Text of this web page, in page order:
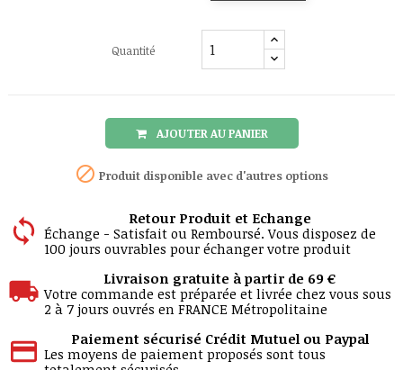
Quantité
AJOUTER AU PANIER
 Produit disponible avec d'autres options
Retour Produit et Echange
Échange - Satisfait ou Remboursé. Vous disposez de
100 jours ouvrables pour échanger votre produit
Livraison gratuite à partir de 69 €
Votre commande est préparée et livrée chez vous sous
2 à 7 jours ouvrés en FRANCE Métropolitaine
Paiement sécurisé Crédit Mutuel ou Paypal
Les moyens de paiement proposés sont tous